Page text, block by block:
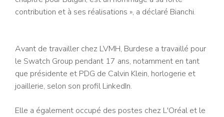
contribution et à ses réalisations », a déclaré Bianchi.
Avant de travailler chez LVMH, Burdese a travaillé pour
le Swatch Group pendant 17 ans, notamment en tant
que présidente et PDG de Calvin Klein, horlogerie et
joaillerie, selon son profil LinkedIn.
Elle a également occupé des postes chez L'Oréal et le